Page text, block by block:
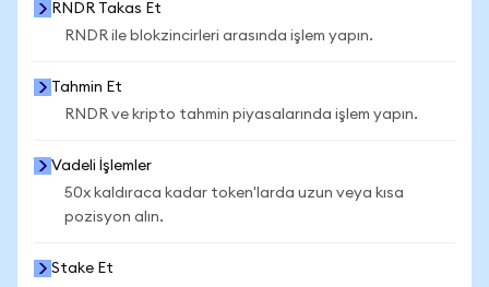
RNDR Takas Et
RNDR ile blokzincirleri arasında işlem yapın.
Tahmin Et
RNDR ve kripto tahmin piyasalarında işlem yapın.
Vadeli İşlemler
50x kaldıraca kadar token'larda uzun veya kısa
pozisyon alın.
Stake Et